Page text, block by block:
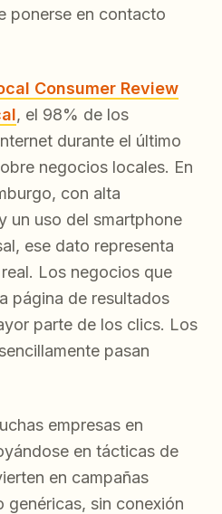
ponerse en contacto
Consumer Review
, el 98% de los
durante el último
negocios locales. En
con alta
un uso del smartphone
ese dato representa
Los negocios que
página de resultados
parte de los clics. Los
pasan
empresas en
en tácticas de
en campañas
genéricas, sin conexión